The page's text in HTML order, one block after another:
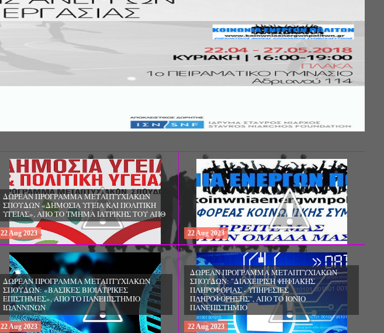
22Aug 2023
ΔΩΡΕΑΝ ΠΡΟΓΡΑΜΜΑ ΜΕΤΑΠΤΥΧΙΑΚΩΝ
ΣΠΟΥΔΩΝ: «ΒΑΣΙΚΕΣ ΒΙΟΪΑΤΡΙΚΕΣ
ΕΠΙΣΤΗΜΕΣ», ΑΠΟ ΤΟ ΠΑΝΕΠΙΣΤΗΜΙΟ
ΙΩΑΝΝΙΝΩΝ
22Aug 2023
ΔΩΡΕΑΝ ΠΡΟΓΡΑΜΜΑ ΜΕΤΑΠΤΥΧΙΑΚΩΝ
ΣΠΟΥΔΩΝ: "ΔΙΑΧΕΙΡΙΣΗ ΨΗΦΙΑΚΗΣ
ΠΛΗΡΟΦΟΡΙΑΣ - ΥΠΗΡΕΣΙΕΣ
ΠΛΗΡΟΦΟΡΗΣΗΣ", ΑΠΟ ΤΟ ΙΟΝΙΟ
ΠΑΝΕΠΙΣΤΗΜΙΟ
22Aug 2023
ΔΩΡΕΑΝ ΠΡΟΓΡΑΜΜΑ ΜΕΤΑΠΤΥΧΙΑΚΩΝ
ΣΠΟΥΔΩΝ: «ΕΠΙΣΤΗΜΗ ΤΡΟΦΙΜΩΝ ΚΑΙ
ΔΙΑΤΡΟΦΗ», ΑΠΟ ΤΟ ΑΠΘ
22Aug 2023